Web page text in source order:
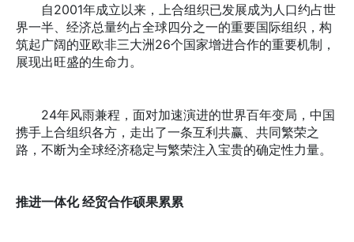
自2001年成立以来，上合组织已发展成为人口约占世
界一半、经济总量约占全球四分之一的重要国际组织，构
筑起广阔的亚欧非三大洲26个国家增进合作的重要机制，
展现出旺盛的生命力。
24年风雨兼程，面对加速演进的世界百年变局，中国
携手上合组织各方，走出了一条互利共赢、共同繁荣之
路，不断为全球经济稳定与繁荣注入宝贵的确定性力量。
推进一体化 经贸合作硕果累累